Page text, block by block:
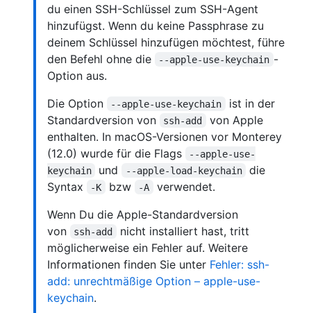
du einen SSH-Schlüssel zum SSH-Agent
hinzufügst. Wenn du keine Passphrase zu
deinem Schlüssel hinzufügen möchtest, führe
den Befehl ohne die
--apple-use-keychain -
Option aus.
Die Option
--apple-use-keychain
ist in der
Standardversion von
ssh-add
von Apple
enthalten. In macOS-Versionen vor Monterey
(12.0) wurde für die Flags
--apple-use-
keychain
und --apple-load-keychain
die
Syntax
-K bzw -A
verwendet.
Wenn Du die Apple-Standardversion
von
ssh-add
nicht installiert hast, tritt
möglicherweise ein Fehler auf. Weitere
Informationen finden Sie unter Fehler: ssh-
add: unrechtmäßige Option – apple-use-
keychain.